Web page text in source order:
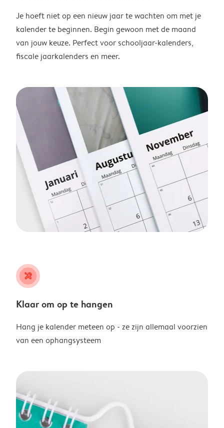
Je hoeft niet op een nieuw jaar te wachten om met je
kalender te beginnen. Begin gewoon met de maand
van jouw keuze. Perfect voor schooljaar-kalenders,
fiscale jaarkalenders en meer.
tools
Klaar om op te hangen
Hang je kalender meteen op - ze zijn allemaal voorzien
van een ophangsysteem